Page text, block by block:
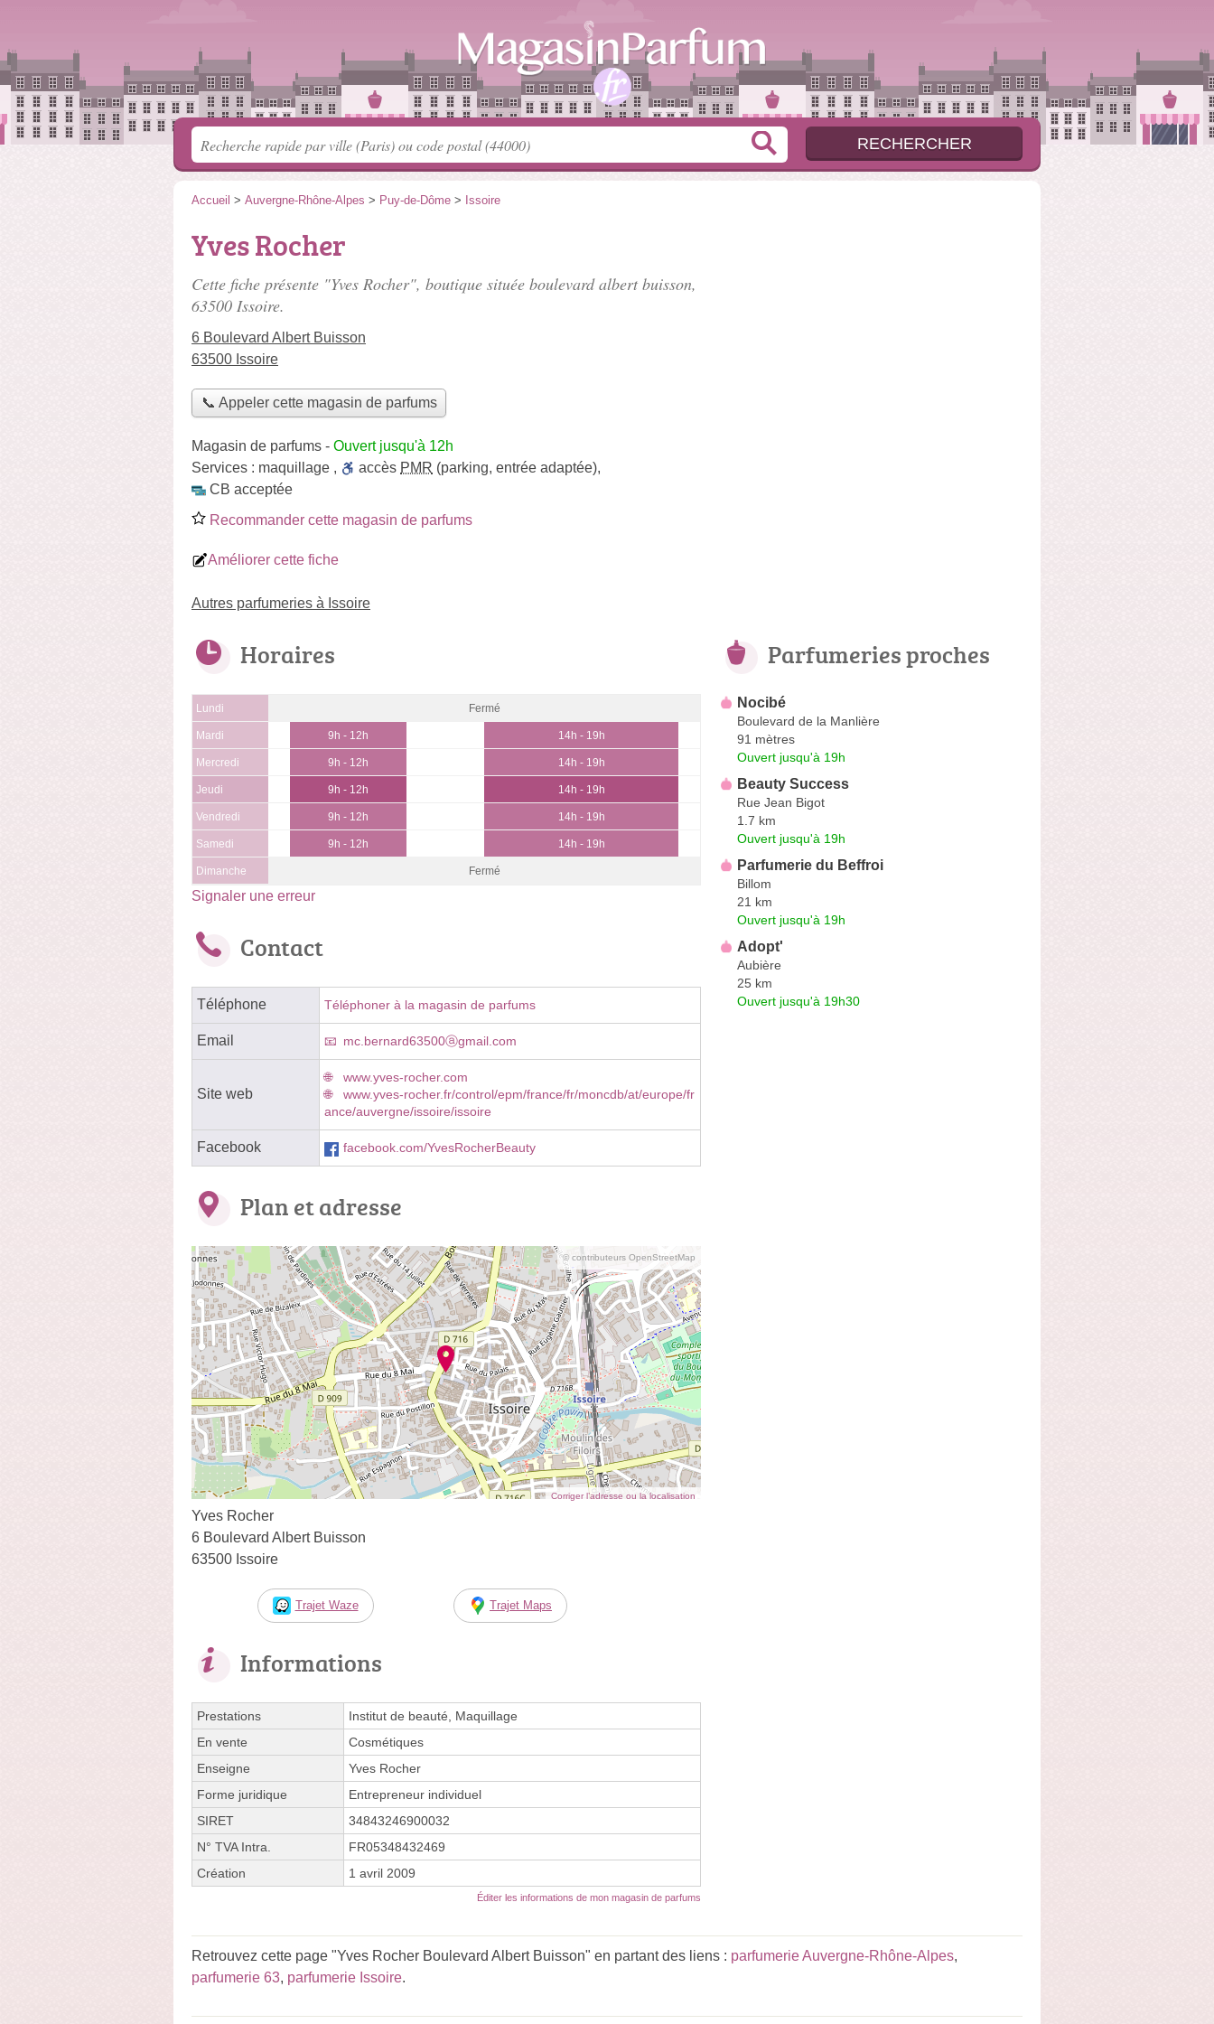
Accueil > Auvergne-Rhône-Alpes > Puy-de-Dôme > Issoire
Yves Rocher
Cette fiche présente "Yves Rocher", boutique située boulevard albert buisson,
63500 Issoire.
6 Boulevard Albert Buisson
63500 Issoire
📞 Appeler cette magasin de parfums
Magasin de parfums - Ouvert jusqu'à 12h
Services : maquillage , accès PMR (parking, entrée adaptée),
CB acceptée
Recommander cette magasin de parfums
Améliorer cette fiche
Autres parfumeries à Issoire
Horaires
Lundi Fermé
Mardi 9h - 12h 14h - 19h
Mercredi 9h - 12h 14h - 19h
Jeudi 9h - 12h 14h - 19h
Vendredi 9h - 12h 14h - 19h
Samedi 9h - 12h 14h - 19h
Dimanche Fermé
Signaler une erreur
Contact
Téléphone Téléphoner à la magasin de parfums
Email mc.bernard63500ⓐgmail.com
Site web
www.yves-rocher.com
www.yves-rocher.fr/control/epm/france/fr/moncdb/at/europe/fr
ance/auvergne/issoire/issoire
Facebook facebook.com/YvesRocherBeauty
Plan et adresse
© contributeurs OpenStreetMap
Corriger l’adresse ou la localisation
Yves Rocher
6 Boulevard Albert Buisson
63500 Issoire
Trajet Waze Trajet Maps
Informations
Prestations
Institut de beauté, Maquillage
En vente
Cosmétiques
Enseigne
Yves Rocher
Forme juridique
Entrepreneur individuel
SIRET
34843246900032
N° TVA Intra.
FR05348432469
Création
1 avril 2009
Éditer les informations de mon magasin de parfums
Parfumeries proches
Nocibé
Boulevard de la Manlière
91 mètres
Ouvert jusqu'à 19h
Beauty Success
Rue Jean Bigot
1.7 km
Ouvert jusqu'à 19h
Parfumerie du Beffroi
Billom
21 km
Ouvert jusqu'à 19h
Adopt'
Aubière
25 km
Ouvert jusqu'à 19h30
Retrouvez cette page "Yves Rocher Boulevard Albert Buisson" en partant des liens : parfumerie Auvergne-Rhône-Alpes,
parfumerie 63, parfumerie Issoire.